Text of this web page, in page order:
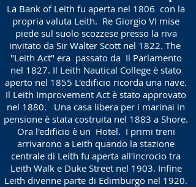
La Bank of Leith fu aperta nel 1806 con la
propria valuta Leith. Re Giorgio VI mise
piede sul suolo scozzese presso la riva
invitato da Sir Walter Scott nel 1822. The
"Leith Act" era passato da Il Parlamento
nel 1827. Il Leith Nautical College è stato
aperto nel 1855 L'edificio ricorda una nave.
Il Leith Improvement Act è stato approvato
nel 1880.
Una casa libera per i marinai in
pensione è stata costruita nel 1883 a Shore.
Ora l'edificio è un Hotel. I primi treni
arrivarono a Leith quando la stazione
centrale di Leith fu aperta all'incrocio tra
Leith Walk e Duke Street nel 1903. Infine
Leith divenne parte di Edimburgo nel 1920.